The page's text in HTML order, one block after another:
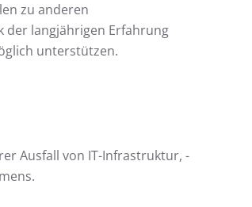
zu anderen
der langjährigen Erfahrung
unterstützen.
Ausfall von IT-Infrastruktur, -